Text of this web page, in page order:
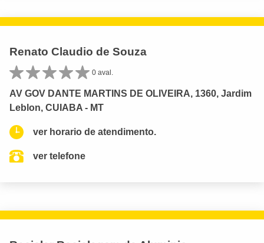
Renato Claudio de Souza
0 aval.
AV GOV DANTE MARTINS DE OLIVEIRA, 1360, Jardim
Leblon, CUIABA - MT
ver horario de atendimento.
ver telefone